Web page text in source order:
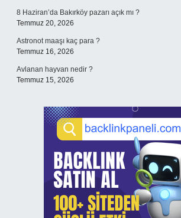
8 Haziran’da Bakırköy pazarı açık mı ?
Temmuz 20, 2026
Astronot maaşı kaç para ?
Temmuz 16, 2026
Avlanan hayvan nedir ?
Temmuz 15, 2026